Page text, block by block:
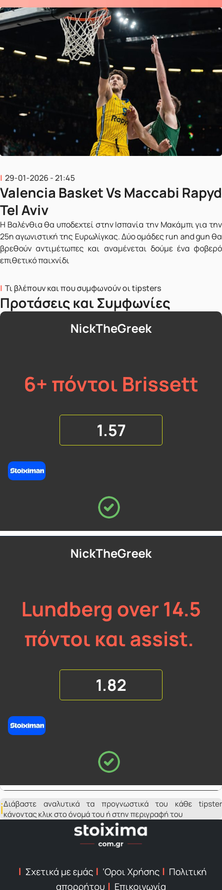
29-01-2026 - 21:45
Valencia Basket Vs Maccabi Rapyd
Tel Aviv
Η Βαλένθια θα υποδεχτεί στην Ισπανία την Μακάμπι για την
25η αγωνιστική της Ευρωλίγκας. Δύο ομάδες run and gun θα
βρεθούν αντιμέτωπες και αναμένεται δούμε ένα φοβερό
επιθετικό παιχνίδι
Τι βλέπουν και που συμφωνούν οι tipsters
Προτάσεις και Συμφωνίες
NickTheGreek
6+ πόντοι Brissett
1.57
NickTheGreek
Lundberg over 14.5
πόντοι και assist.
1.82
Διάβαστε αναλυτικά τα προγνωστικά του κάθε tipster
κάνοντας κλικ στο όνομά του ή στην περιγραφή του
Σχετικά με εμάς ‘Οροι Χρήσης
Πολιτική
απορρήτου
Επικοινωνία